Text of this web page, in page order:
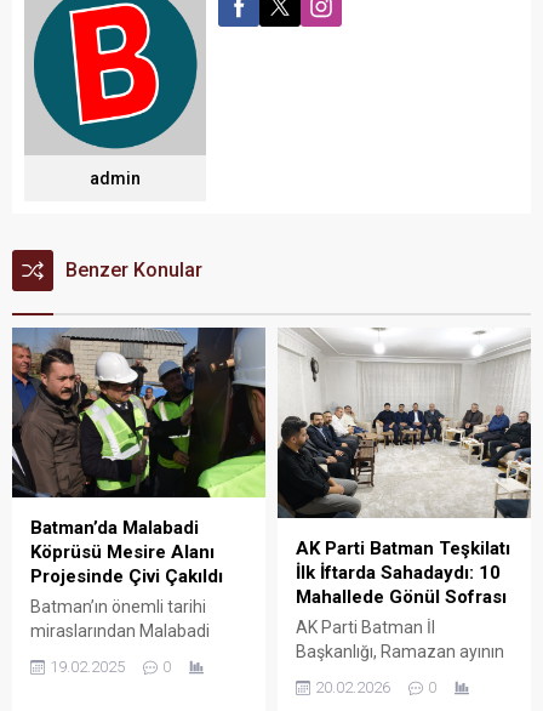
admin
Benzer Konular
Batman’da Malabadi
Köprüsü Mesire Alanı
Projesinde Çivi Çakıldı
Batman’ın önemli tarihi
miraslarından Malabadi
yapılması planlanan
19.02.2025 0
AK Parti Batman Teşkilatı
İlk İftarda Sahadaydı: 10
Mahallede Gönül Sofrası
AK Parti Batman İl
Başkanlığı, Ramazan ayının
bir saha programı
20.02.2026 0